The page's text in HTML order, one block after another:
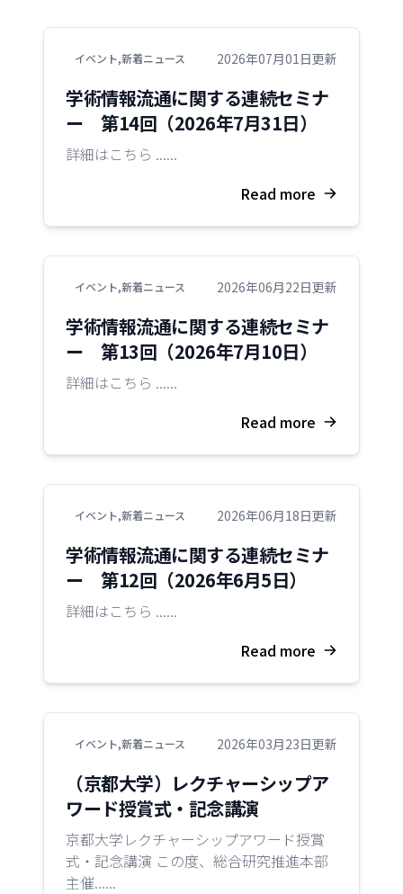
イベント,新着ニュース 2026年07月01日更新
学術情報流通に関する連続セミナ
ー 第14回（2026年7月31日）
詳細はこちら ......
Read more
イベント,新着ニュース 2026年06月22日更新
学術情報流通に関する連続セミナ
ー 第13回（2026年7月10日）
詳細はこちら ......
Read more
イベント,新着ニュース 2026年06月18日更新
学術情報流通に関する連続セミナ
ー 第12回（2026年6月5日）
詳細はこちら ......
Read more
イベント,新着ニュース 2026年03月23日更新
（京都大学）レクチャーシップア
ワード授賞式・記念講演
京都大学レクチャーシップアワード授賞
式・記念講演 この度、総合研究推進本部
主催......